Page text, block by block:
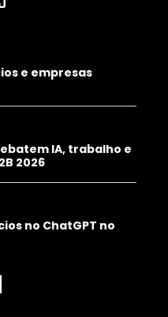
e empresas
IA, trabalho e
2026
no ChatGPT no